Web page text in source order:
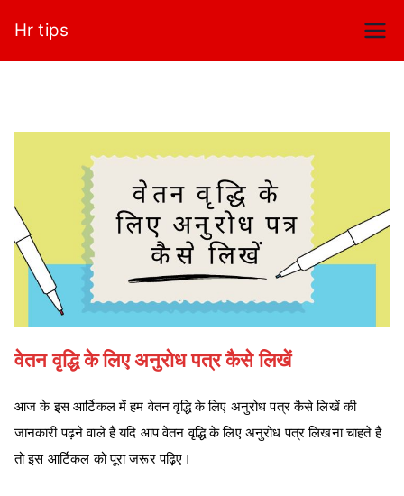
content
Hr tips
वेतन वृद्धि के लिए अनुरोध पत्र कैसे लिखें
आज के इस आर्टिकल में हम वेतन वृद्धि के लिए अनुरोध पत्र कैसे लिखें की
जानकारी पढ़ने वाले हैं यदि आप वेतन वृद्धि के लिए अनुरोध पत्र लिखना चाहते हैं
तो इस आर्टिकल को पूरा जरूर पढ़िए।